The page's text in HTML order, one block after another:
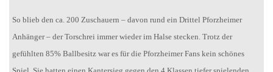
So blieb den ca. 200 Zuschauern – davon rund ein Drittel Pforzheimer
Anhänger – der Torschrei immer wieder im Halse stecken. Trotz der
gefühlten 85% Ballbesitz war es für die Pforzheimer Fans kein schönes